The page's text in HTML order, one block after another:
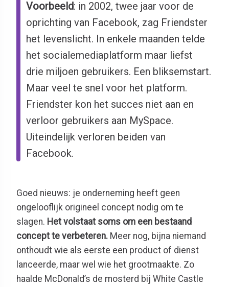
Voorbeeld: in 2002, twee jaar voor de
oprichting van Facebook, zag Friendster
het levenslicht. In enkele maanden telde
het socialemediaplatform maar liefst
drie miljoen gebruikers. Een bliksemstart.
Maar veel te snel voor het platform.
Friendster kon het succes niet aan en
verloor gebruikers aan MySpace.
Uiteindelijk verloren beiden van
Facebook.
Goed nieuws: je onderneming heeft geen
ongelooflijk origineel concept nodig om te
slagen. Het volstaat soms om een bestaand
concept te verbeteren. Meer nog, bijna niemand
onthoudt wie als eerste een product of dienst
lanceerde, maar wel wie het grootmaakte. Zo
haalde McDonald’s de mosterd bij White Castle